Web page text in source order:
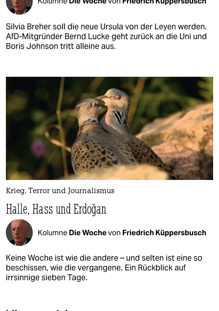
Silvia Breher soll die neue Ursula von der Leyen werden.
AfD-Mitgründer Bernd Lucke geht zurück an die Uni und
Boris Johnson tritt alleine aus.
Krieg, Terror und Journalismus
Halle, Hass und Erdoğan
Kolumne Die Wochevon Friedrich Küppersbusch
Keine Woche ist wie die andere – und selten ist eine so
beschissen, wie die vergangene. Ein Rückblick auf
irrsinnige sieben Tage.